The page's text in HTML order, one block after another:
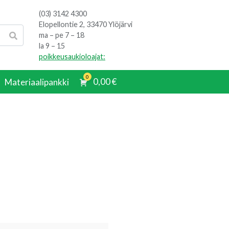
(03) 3142 4300
Elopellontie 2, 33470 Ylöjärvi
ma – pe 7 – 18
la 9 – 15
poikkeusaukioloajat:
Materiaalipankki 0 0,00€